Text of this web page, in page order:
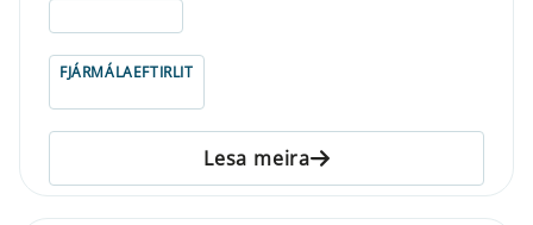
FJÁRMÁLAEFTIRLIT
Lesa meira